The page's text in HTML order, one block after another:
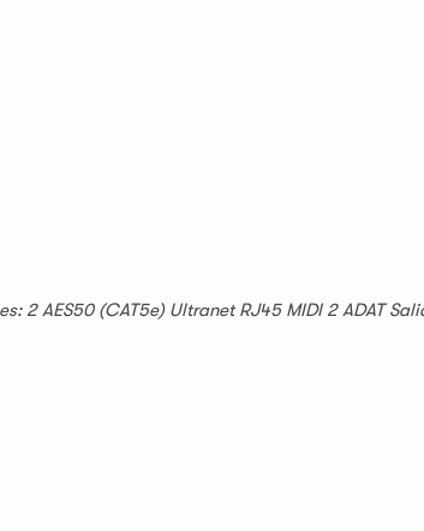
2 AES50 (CAT5e) Ultranet RJ45 MIDI 2 ADAT